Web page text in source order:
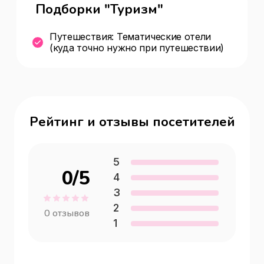
Подборки "Туризм"
Путешествия: Тематические отели
(куда точно нужно при путешествии)
Рейтинг и отзывы посетителей
0/5
0 отзывов
5
4
3
2
1